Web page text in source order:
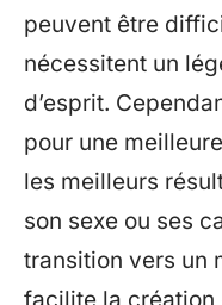
peuvent être
nécessitent un
d’esprit.
pour une
les meilleurs
son sexe ou ses
transition vers un